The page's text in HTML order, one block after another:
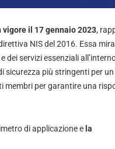
vigore il 17 gennaio 2023,
NIS del 2016. Essa
servizi essenziali all’interno
sicurezza più stringenti per
membri per garantire una
di applicazione e la